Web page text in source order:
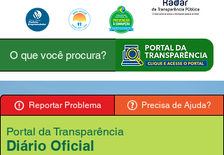
Reportar Problema Precisa de Ajuda?
Portal da Transparência
Diário Oficial